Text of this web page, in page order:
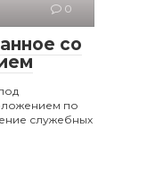
0
со
по
служебных